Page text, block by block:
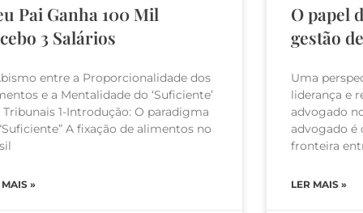
Pai Ganha 100 Mil
3 Salários
entre a Proporcionalidade dos
e a Mentalidade do ‘Suficiente’
Tribunais 1-Introdução: O paradigma
A fixação de alimentos no
MAIS »
O papel
gestão
Uma
liderança e
advogado
advogado é
fronteira
LER MAIS »